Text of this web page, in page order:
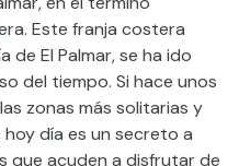
Este franja costera
de El Palmar, se ha ido
del tiempo. Si hace unos
zonas más solitarias y
día es un secreto a
que acuden a disfrutar de